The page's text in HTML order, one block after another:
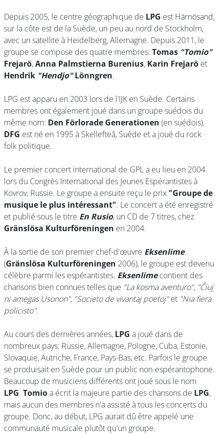
Depuis 2005, le centre géographique de LPG est Härnösand,
sur la côte est de la Suède, un peu au nord de Stockholm,
avec un satellite à Heidelberg, Allemagne. Depuis 2011, le
groupe se compose des quatre membres: Tomas "Tomio"
Frejarö,Anna Palmstierna Burenius, Karin Frejarö et
Hendrik "Hendjo"Lönngren.
LPG est apparu en 2003 lors de l'IJK en Suède. Certains
membres ont également joué dans un groupe suédois du
même nom: Den Förlorade Generationen (en suédois).
DFG est né en 1995 à Skellefteå, Suède et a joué du rock
folk politique.
Le premier concert international de GPL a eu lieu en 2004
lors du Congrès International des Jeunes Espérantistes à
Kovrov, Russie. Le groupe a ensuite reçu le prix "Groupe de
musique le plus intéressant". Le concert a été enregistré
et publié sous le titre En Rusio, un CD de 7 titres, chez
Gränslösa Kulturföreningen en 2004.
À la sortie de son premier chef-d'œuvre Eksenlime
(Gränslösa Kulturföreningen 2006), le groupe est devenu
célèbre parmi les espérantistes. Eksenlimecontient des
chansons bien connues telles que "La kosma aventuro", "Ĉiuj
ni amegas Usonon", "Societo de vivantaj poetoj"et "Nia fiera
policisto".
Au cours des dernières années, LPG a joué dans de
nombreux pays: Russie, Allemagne, Pologne, Cuba, Estonie,
Slovaquie, Autriche, France, Pays-Bas, etc. Parfois le groupe
se produisait en Suède pour un public non-espérantophone.
Beaucoup de musiciens différents ont joué sous le nom
LPG. Tomioa écrit la majeure partie des chansons de LPG,
mais aucun des membres n'a assisté à tous les concerts du
groupe. Donc, au début, LPG aurait dû être appelé une
communauté musicale plutôt qu'un groupe.